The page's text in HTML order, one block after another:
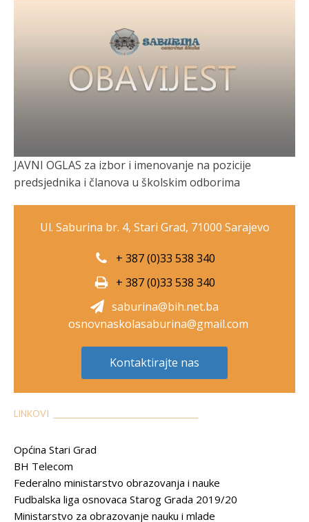
JAVNI OGLAS za izbor i imenovanje na pozicije
predsjednika i članova u školskim odborima
Ul. Saburina br. 4, Stari Grad, 71000 Sarajevo
+ 387 (0)33 538 340
+ 387 (0)33 538 340
saburina@bih.net.ba
osnovnaskolasaburina@gmail.com
Kontaktirajte nas
LINKOVI __________________________________________
Općina Stari Grad
BH Telecom
Federalno ministarstvo obrazovanja i nauke
Fudbalska liga osnovaca Starog Grada 2019/20
Ministarstvo za obrazovanje nauku i mlade